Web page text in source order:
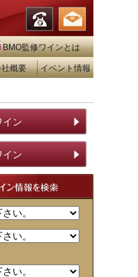
BMO監修ワインとは
概要 イベント情報
イン
イン